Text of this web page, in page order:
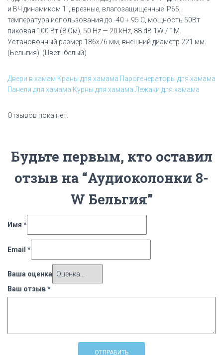
и ВЧ динамиком 1″, врезные, влагозащищенные IP65,
температура использования до -40 + 95 C, мощность 50Вт
пиковая 100 Вт (8 Ом), 50 Hz — 20 kHz, 88 dB 1W / 1M.
Установочный размер 186х76 мм, внешний диаметр 221 мм.
(Бельгия). (Цвет -белый)
Двери в хамам Краны для хамама Парогенераторы для хамама
Панели для хамама Курны для хамама Лежаки для хамама
Отзывов пока нет.
Будьте первым, кто оставил
отзыв на “Аудиоколонки 8-
W Бельгия”
Имя *
Email *
Ваша оценка
Ваш отзыв*